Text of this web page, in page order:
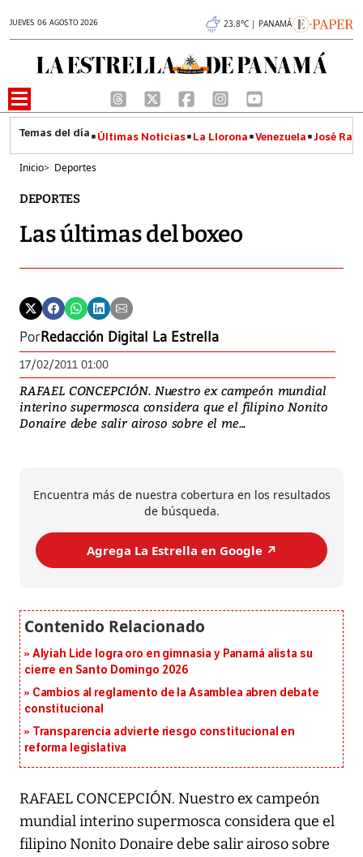
JUEVES 06 AGOSTO 2026 23.8°C | PANAMÁ
Últimas Noticias La Llorona Venezuela José
Inicio> Deportes
DEPORTES
Las últimas del boxeo
PorRedacción Digital La Estrella
17/02/2011 01:00
RAFAEL CONCEPCIÓN. Nuestro ex campeón mundial
interino supermosca considera que el filipino Nonito
Donaire debe salir airoso sobre el me...
Encuentra más de nuestra cobertura en los resultados
de búsqueda.
Agrega La Estrella en Google ↗️
Alyiah Lide logra oro en gimnasia y Panamá alista su
cierre en Santo Domingo 2026
Cambios al reglamento de la Asamblea abren debate
constitucional
Transparencia advierte riesgo constitucional en
reforma legislativa
RAFAEL CONCEPCIÓN. Nuestro ex campeón
mundial interino supermosca considera que el
filipino Nonito Donaire debe salir airoso sobre